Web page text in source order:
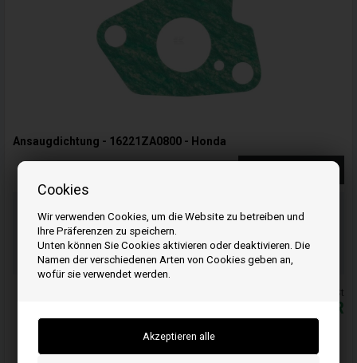
Cookies
Wir verwenden Cookies, um die Website zu betreiben und
Ihre Präferenzen zu speichern.
Unten können Sie Cookies aktivieren oder deaktivieren. Die
Namen der verschiedenen Arten von Cookies geben an,
wofür sie verwendet werden.
Ansaugdichtung - 16221ZA0800 - Honda
Schnelle Lieferung - Paketnummer an E-Mail
02 49
MIN.
09
SEK.
Alle Preise inkl. MwSt
EUR
In den warenkorb